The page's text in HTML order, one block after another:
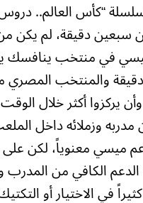
“كأس العالم.. دروس
سبعين دقيقة، لم
في منتخب ينافسك يجعل
الصعوبة، لكن بعد مرور 78 دقيقة
أكثر خلال
مدربه وزملائه داخل
ميسي معنوياً، لكن
الدعم الكافي من
في الاختيار أو